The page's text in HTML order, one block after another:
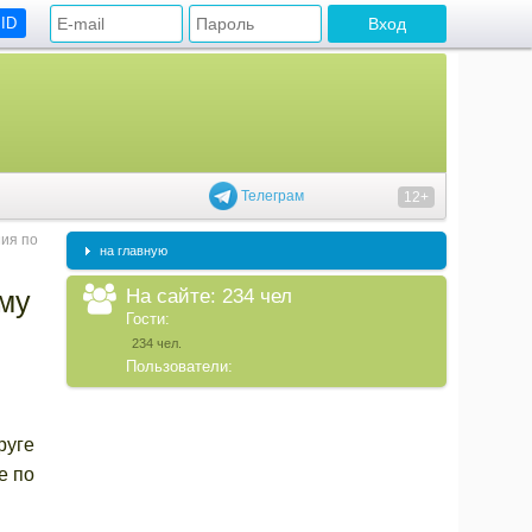
Телеграм 12+
по
по
на главную
На сайте: 234 чел
Гости:
234 чел.
Пользователи: